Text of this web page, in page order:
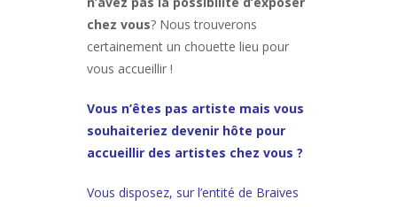
chez vous? Nous trouverons
certainement un chouette lieu pour
vous accueillir !
Vous n’êtes pas artiste mais vous
souhaiteriez devenir hôte pour
accueillir des artistes chez vous ?
Vous disposez, sur l’entité de Braives